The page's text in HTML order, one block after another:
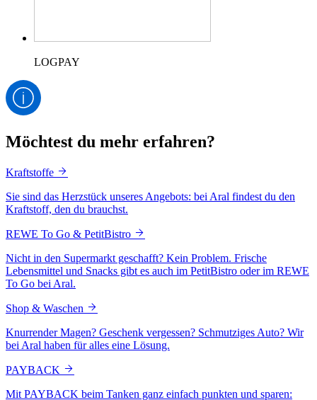
LOGPAY
Möchtest du mehr erfahren?
Kraftstoffe
Sie sind das Herzstück unseres Angebots: bei Aral findest du den
Kraftstoff, den du brauchst.
REWE To Go & PetitBistro
Nicht in den Supermarkt geschafft? Kein Problem. Frische
Lebensmittel und Snacks gibt es auch im PetitBistro oder im REWE
To Go bei Aral.
Shop & Waschen
Knurrender Magen? Geschenk vergessen? Schmutziges Auto? Wir
bei Aral haben für alles eine Lösung.
PAYBACK
Mit PAYBACK beim Tanken ganz einfach punkten und sparen: